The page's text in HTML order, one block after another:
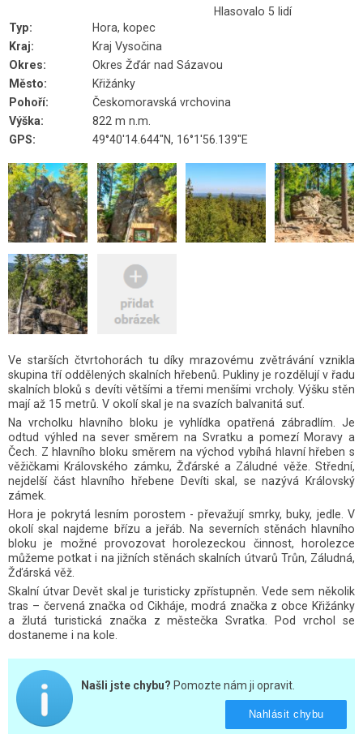
Hlasovalo 5 lidí
Typ:
Hora, kopec
Kraj:
Kraj Vysočina
Okres:
Okres Žďár nad Sázavou
Město:
Křižánky
Pohoří:
Českomoravská vrchovina
Výška:
822 m n.m.
GPS:
49°40'14.644"N, 16°1'56.139"E
Ve starších čtvrtohorách tu díky mrazovému zvětrávání vznikla
skupina tří oddělených skalních hřebenů. Pukliny je rozdělují v řadu
skalních bloků s devíti většími a třemi menšími vrcholy. Výšku stěn
mají až 15 metrů. V okolí skal je na svazích balvanitá suť.
Na vrcholku hlavního bloku je vyhlídka opatřená zábradlím. Je
odtud výhled na sever směrem na Svratku a pomezí Moravy a
Čech. Z hlavního bloku směrem na východ vybíhá hlavní hřeben s
věžičkami Královského zámku, Žďárské a Záludné věže. Střední,
nejdelší část hlavního hřebene Devíti skal, se nazývá Královský
zámek.
Hora je pokrytá lesním porostem - převažují smrky, buky, jedle. V
okolí skal najdeme břízu a jeřáb. Na severních stěnách hlavního
bloku je možné provozovat horolezeckou činnost, horolezce
můžeme potkat i na jižních stěnách skalních útvarů Trůn, Záludná,
Žďárská věž.
Skalní útvar Devět skal je turisticky zpřístupněn. Vede sem několik
tras – červená značka od Cikháje, modrá značka z obce Křižánky
a žlutá turistická značka z městečka Svratka. Pod vrchol se
dostaneme i na kole.
Našli jste chybu? Pomozte nám ji opravit.
Nahlásit chybu